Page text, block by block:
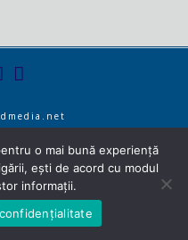
o mai bună experiență
ești de acord cu modul
informații.